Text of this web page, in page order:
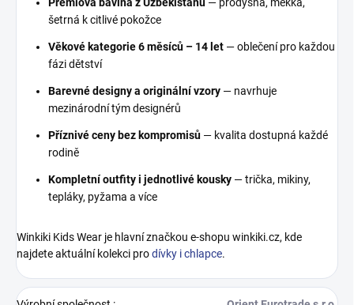
šetrná k citlivé pokožce
Věkové kategorie 6 měsíců – 14 let — oblečení pro každou
fázi dětství
Barevné designy a originální vzory — navrhuje
mezinárodní tým designérů
Příznivé ceny bez kompromisů — kvalita dostupná každé
rodině
Kompletní outfity i jednotlivé kousky — trička, mikiny,
tepláky, pyžama a více
Winkiki Kids Wear je hlavní značkou e-shopu winkiki.cz, kde
najdete aktuální kolekci prodívky i chlapce.